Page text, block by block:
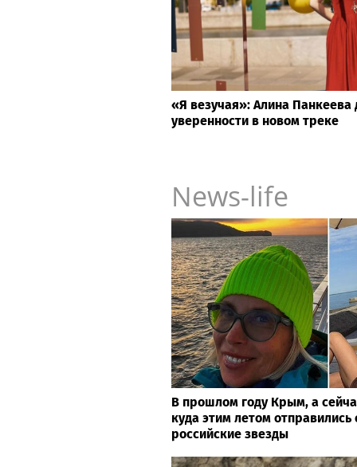
«Я везучая»: Алина Панкеева
уверенности в новом треке
News-life
В прошлом году Крым, а
куда этим летом отправились
российские звезды